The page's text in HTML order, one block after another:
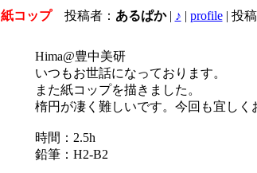
紙コップ投稿者： あるぱか | ♪ | profile| 投
Hima@豊中美研
いつもお世話になっております。
また紙コップを描きました。
楕円が凄く難しいです。今回も宜しく
時間：2.5h
鉛筆：H2-B2